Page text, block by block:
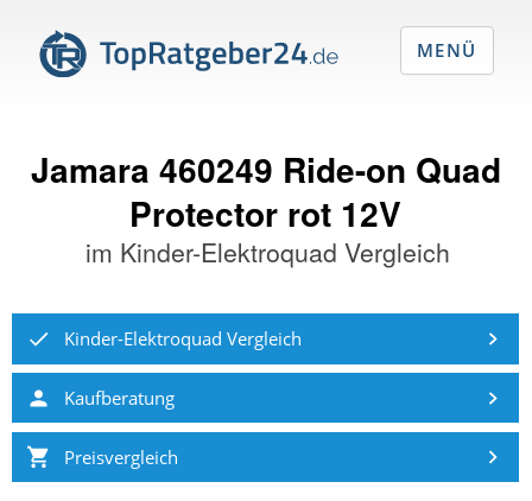
Jamara 460249 Ride-on Quad
Protector rot 12V
im Kinder-Elektroquad Vergleich
Kinder-Elektroquad Vergleich
Kaufberatung
Preisvergleich
MENÜ